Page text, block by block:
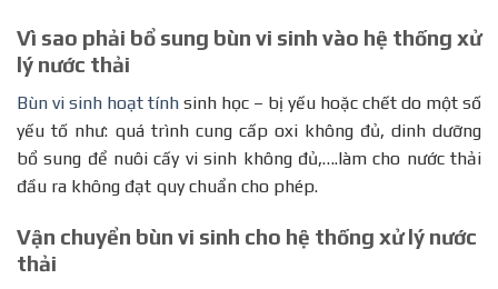
Vì sao phải bổ sung bùn vi sinh vào hệ thống xử
lý nước thải
Bùn vi sinh hoạt tính sinh học – bị yếu hoặc chết do một số
yếu tố như: quá trình cung cấp oxi không đủ, dinh dưỡng
bổ sung để nuôi cấy vi sinh không đủ,….làm cho nước thải
đầu ra không đạt quy chuẩn cho phép.
Vận chuyển bùn vi sinh cho hệ thống xử lý nước
thải